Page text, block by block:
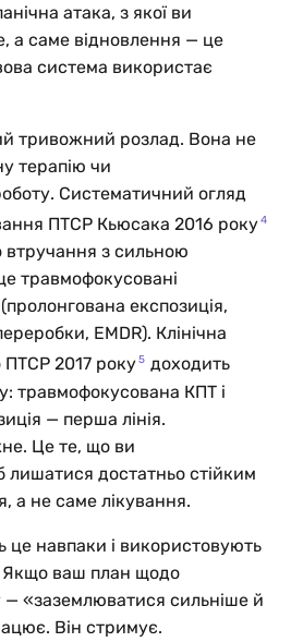
атака, з якої ви
а саме відновлення — це
система використає
тривожний розлад. Вона не
терапію чи
Систематичний огляд
ПТСР Кьюсака 2016 року4
з сильною
травмофокусовані
(пролонгована експозиція,
EMDR). Клінічна
ПТСР 2017 року5 доходить
травмофокусована КПТ і
— перша лінія.
Це те, що ви
лишатися достатньо стійким
а не саме лікування.
це навпаки і використовують
Якщо ваш план щодо
«заземлюватися сильніше й
Він стримує.